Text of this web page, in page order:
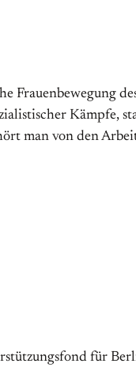
Frauenbewegung
Kämpfe,
man von den
für